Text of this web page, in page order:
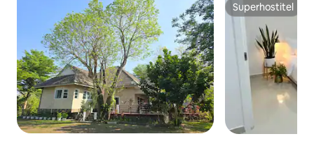
Superhostiteľ
Superhostiteľ